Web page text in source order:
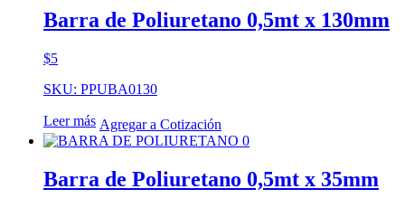
Barra de Poliuretano 0,5mt x 130mm
$5
SKU: PPUBA0130
Leer más Agregar a Cotización
Barra de Poliuretano 0,5mt x 35mm